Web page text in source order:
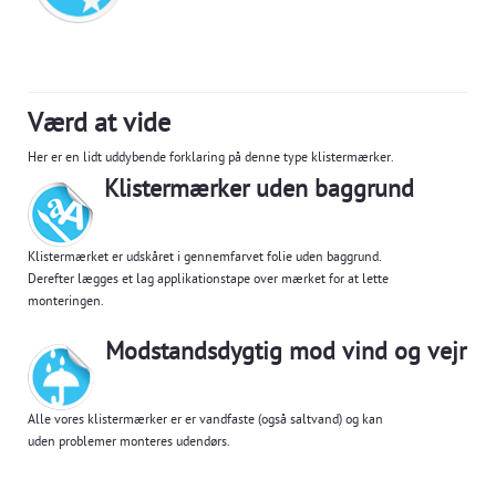
Værd at vide
Her er en lidt uddybende forklaring på denne type klistermærker.
Klistermærker uden baggrund
Klistermærket er udskåret i gennemfarvet folie uden baggrund.
Derefter lægges et lag applikationstape over mærket for at lette
monteringen.
Modstandsdygtig mod vind og vejr
Alle vores klistermærker er er vandfaste (også saltvand) og kan
uden problemer monteres udendørs.